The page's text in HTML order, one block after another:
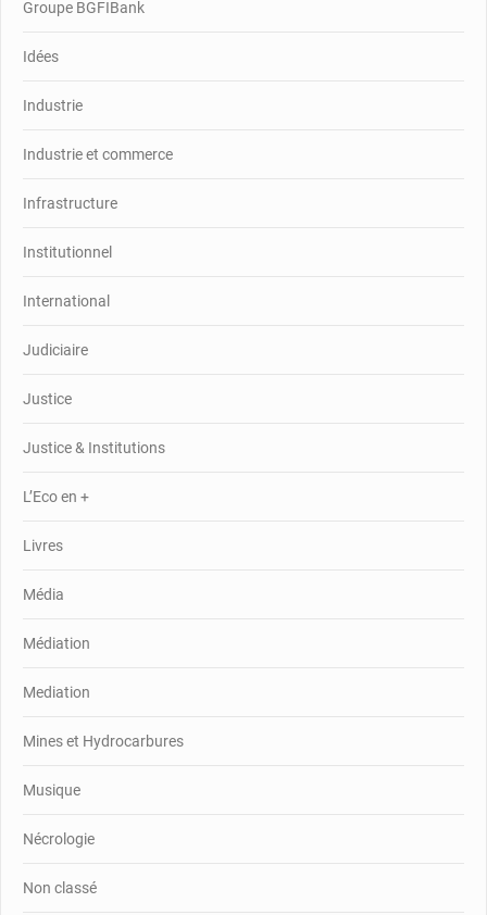
Groupe BGFIBank
Idées
Industrie
Industrie et commerce
Infrastructure
Institutionnel
International
Judiciaire
Justice
Justice & Institutions
L’Eco en +
Livres
Média
Médiation
Mediation
Mines et Hydrocarbures
Musique
Nécrologie
Non classé